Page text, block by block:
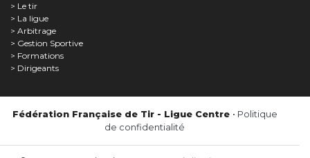
Le tir
La ligue
Arbitrage
Gestion Sportive
Formations
Dirigeants
Fédération Française de Tir - Ligue Centre • Politique
de confidentialité